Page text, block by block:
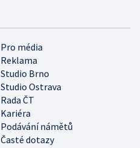
Pro média
Reklama
Studio Brno
Studio Ostrava
Rada ČT
Kariéra
Podávání námětů
Časté dotazy